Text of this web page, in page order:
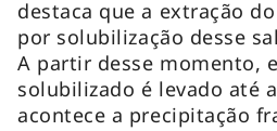
destaca que a extração
por solubilização desse
A partir desse momento,
solubilizado é levado até
acontece a precipitação